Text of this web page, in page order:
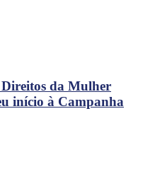
da Mulher
início à Campanha